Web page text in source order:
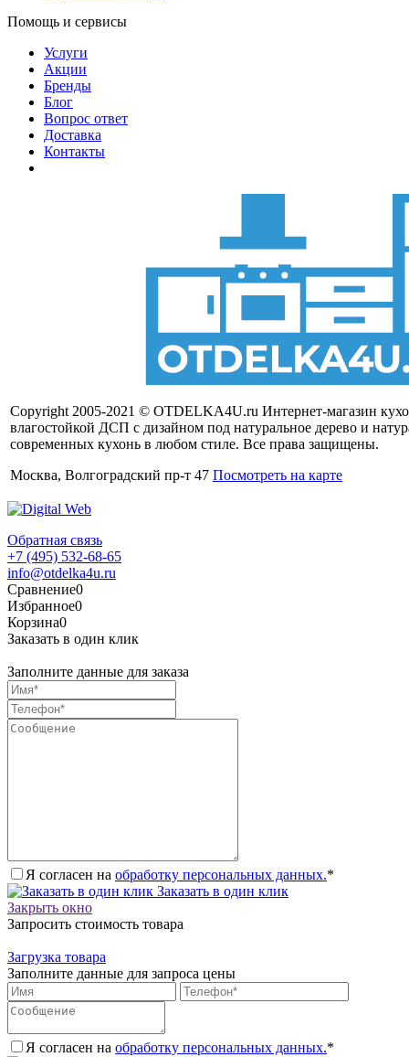
Помощь и сервисы
Услуги
Акции
Бренды
Блог
Вопрос ответ
Доставка
Контакты
Copyright 2005-2021 © OTDELKA4U.ru Интернет-магазин
влагостойкой ДСП с дизайном под натуральное дерево и
современных кухонь в любом стиле. Все права защищены.
Москва, Волгоградский пр-т 47 Посмотреть на карте
Обратная связь
+7 (495) 532-68-65
info@otdelka4u.ru
Сравнение0
Избранное0
Корзина0
Заказать в один клик
Заполните данные для заказа
Я согласен на обработку персональных данных.*
Заказать в один клик
Закрыть окно
Запросить стоимость товара
Загрузка товара
Заполните данные для запроса цены
Я согласен на обработку персональных данных.*